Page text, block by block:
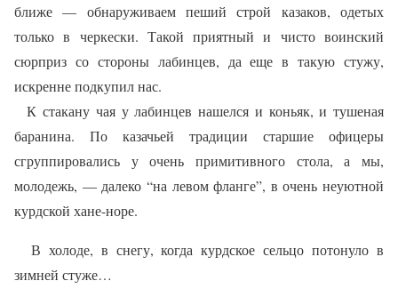
ближе — обнаруживаем пеший строй казаков, одетых
только в черкески. Такой приятный и чисто воинский
сюрприз со стороны лабинцев, да еще в такую стужу,
искренне подкупил нас.
К стакану чая у лабинцев нашелся и коньяк, и тушеная
баранина. По казачьей традиции старшие офицеры
сгруппировались у очень примитивного стола, а мы,
молодежь, — далеко “на левом фланге”, в очень неуютной
курдской хане-норе.
В холоде, в снегу, когда курдское сельцо потонуло в
зимней стуже…